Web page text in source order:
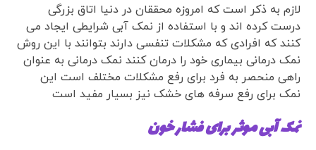
لازم به ذکر است که امروزه محققان در دنیا اتاق بزرگی
درست کرده اند و با استفاده از نمک آبی شرایطی ایجاد می
کنند که افرادی که مشکلات تنفسی دارند بتوانند با این روش
نمک درمانی بیماری خود را درمان کنند نمک درمانی به عنوان
راهی منحصر به فرد برای رفع مشکلات مختلف است این
نمک برای رفع سرفه های خشک نیز بسیار مفید است
نمک آبی موثر برای فشار خون